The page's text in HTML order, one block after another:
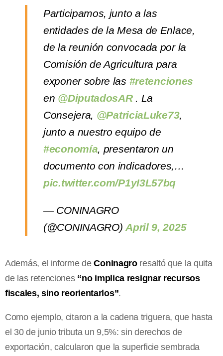
Participamos, junto a las
entidades de la Mesa de Enlace,
de la reunión convocada por la
Comisión de Agricultura para
exponer sobre las #retenciones
en @DiputadosAR. La
Consejera, @PatriciaLuke73,
junto a nuestro equipo de
#economía, presentaron un
documento con indicadores,…
pic.twitter.com/P1yI3L57bq
— CONINAGRO
(@CONINAGRO)April 9, 2025
Además, el informe deConinagroresaltó que la quita
de las retenciones “no implica resignar recursos
fiscales, sino reorientarlos”.
Como ejemplo, citaron a la cadena triguera, que hasta
el 30 de junio tributa un 9,5%: sin derechos de
exportación, calcularon que la superficie sembrada